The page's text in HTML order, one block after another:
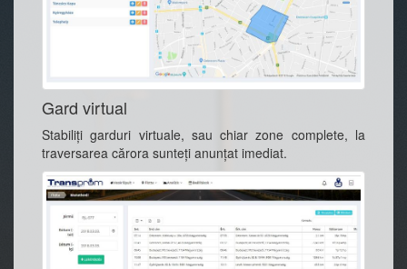
Gard virtual
Stabiliţi garduri virtuale, sau chiar zone complete, la
traversarea cărora sunteţi anunţat imediat.